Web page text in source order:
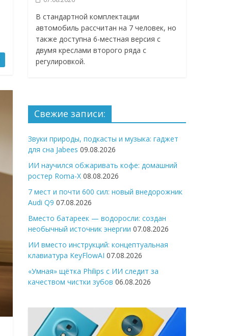
В стандартной комплектации
автомобиль рассчитан на 7 человек, но
также доступна 6-местная версия с
двумя креслами второго ряда с
регулировкой.
Свежие записи:
Звуки природы, подкасты и музыка: гаджет
для сна Jabees 09.08.2026
ИИ научился обжаривать кофе: домашний
ростер Roma-X 08.08.2026
7 мест и почти 600 сил: новый внедорожник
Audi Q9 07.08.2026
Вместо батареек — водоросли: создан
необычный источник энергии 07.08.2026
ИИ вместо инструкций: концептуальная
клавиатура KeyFlowAI 07.08.2026
«Умная» щётка Philips с ИИ следит за
качеством чистки зубов 06.08.2026